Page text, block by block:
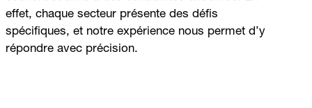
effet, chaque secteur présente des défis
spécifiques, et notre expérience nous permet d’y
répondre avec précision.